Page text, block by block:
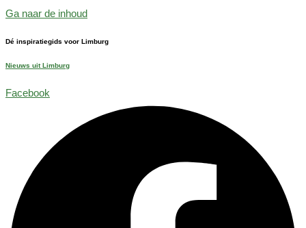
Ga naar de inhoud
Dé inspiratiegids voor Limburg
Nieuws uit Limburg
Facebook